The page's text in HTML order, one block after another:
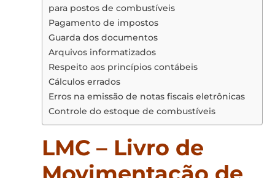
para postos de combustíveis
Pagamento de impostos
Guarda dos documentos
Arquivos informatizados
Respeito aos princípios contábeis
Cálculos errados
Erros na emissão de notas fiscais eletrônicas
Controle do estoque de combustíveis
LMC – Livro de